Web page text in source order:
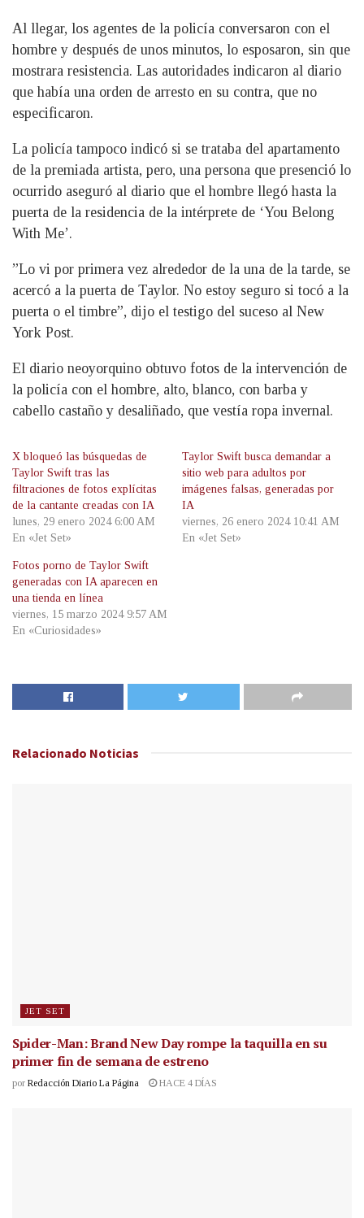
Al llegar, los agentes de la policía conversaron con el
hombre y después de unos minutos, lo esposaron, sin que
mostrara resistencia. Las autoridades indicaron al diario
que había una orden de arresto en su contra, que no
especificaron.
La policía tampoco indicó si se trataba del apartamento
de la premiada artista, pero, una persona que presenció lo
ocurrido aseguró al diario que el hombre llegó hasta la
puerta de la residencia de la intérprete de ‘You Belong
With Me’.
”Lo vi por primera vez alrededor de la una de la tarde, se
acercó a la puerta de Taylor. No estoy seguro si tocó a la
puerta o el timbre”, dijo el testigo del suceso al New
York Post.
El diario neoyorquino obtuvo fotos de la intervención de
la policía con el hombre, alto, blanco, con barba y
cabello castaño y desaliñado, que vestía ropa invernal.
X bloqueó las búsquedas de
Taylor Swift tras las
filtraciones de fotos explícitas
de la cantante creadas con IA
lunes, 29 enero 2024 6:00 AM
En «Jet Set»
Taylor Swift busca demandar a
sitio web para adultos por
imágenes falsas, generadas por
IA
viernes, 26 enero 2024 10:41 AM
En «Jet Set»
Fotos porno de Taylor Swift
generadas con IA aparecen en
una tienda en línea
viernes, 15 marzo 2024 9:57 AM
En «Curiosidades»
Relacionado Noticias
JET SET
Spider-Man: Brand New Day rompe la taquilla en su
primer fin de semana de estreno
por Redacción Diario La Página HACE 4 DÍAS